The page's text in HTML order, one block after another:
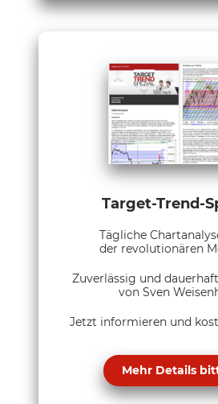
Target-Trend-
Tägliche
der revolutionären
Zuverlässig und
von Sven
Jetzt informieren und
Mehr Details